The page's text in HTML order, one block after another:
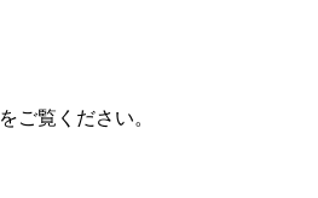
をご覧ください。